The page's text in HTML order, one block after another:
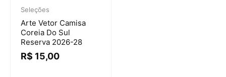
Seleções
Arte Vetor Camisa
Coreia Do Sul
Reserva 2026-28
R$ 15,00